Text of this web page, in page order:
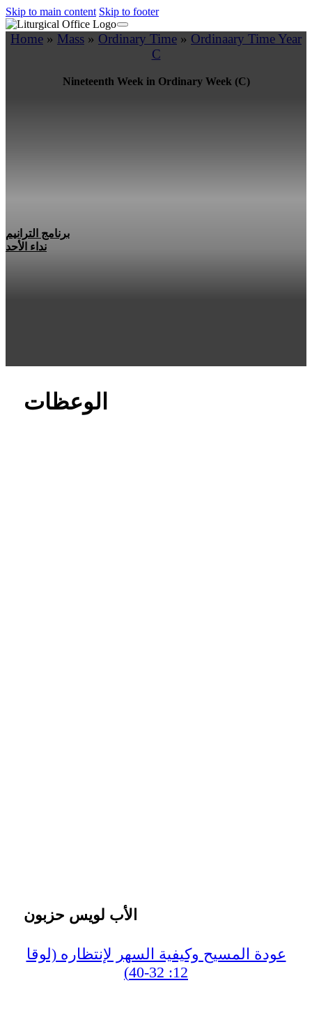
Skip to main content Skip to footer
Home » Mass » Ordinary Time » Ordinaary Time Year
C
Nineteenth Week in Ordinary Week (C)
برنامج الترانيم
نداء الأحد
الوعظات
الأب لويس حزبون
عودة المسيح وكيفية السهر لإنتظاره (لوقا
12: 32-40)